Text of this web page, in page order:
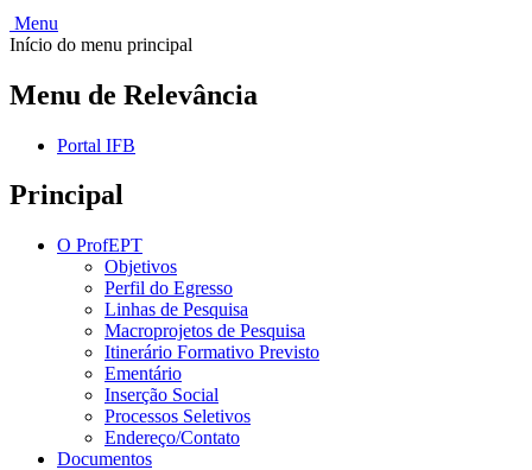
Menu
Início do menu principal
Menu de Relevância
Portal IFB
Principal
O ProfEPT
Objetivos
Perfil do Egresso
Linhas de Pesquisa
Macroprojetos de Pesquisa
Itinerário Formativo Previsto
Ementário
Inserção Social
Processos Seletivos
Endereço/Contato
Documentos